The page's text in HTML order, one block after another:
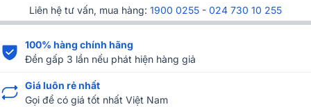
Liên hệ tư vấn, mua hàng: 1900 0255 - 024 730 10 255
100% hàng chính hãng
Đền gấp 3 lần nếu phát hiện hàng giả
Giá luôn rẻ nhất
Gọi để có giá tốt nhất Việt Nam